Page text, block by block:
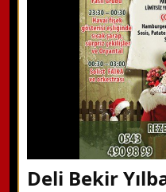
Detaylı Bilgi Alın
Deli Bekir